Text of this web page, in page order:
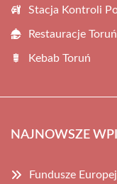
Stacja Kontroli
Restauracje Toruń
Kebab Toruń
NAJNOWSZE
Fundusze